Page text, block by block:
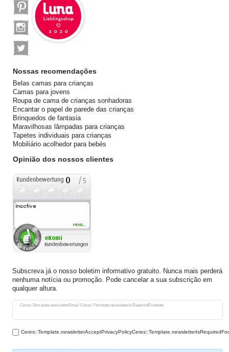
Nossas recomendações
Belas camas para crianças
Camas para jovens
Roupa de cama de crianças sonhadoras
Encantar o papel de parede das crianças
Brinquedos de fantasia
Maravilhosas lâmpadas para crianças
Tapetes individuais para crianças
Mobiliário acolhedor para bebés
Opinião dos nossos clientes
Subscreva já o nosso boletim informativo gratuito. Nunca mais perderá
nenhuma notícia ou promoção. Pode cancelar a sua subscrição em
qualquer altura.
Ceres::Template.newsletterEmail Ceres::Template.newsletterIsRequiredFootnote
Ceres::Template.newsletterHoneypotLabel